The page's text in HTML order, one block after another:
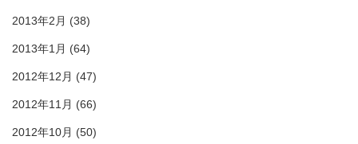
2013年2月 (38)
2013年1月 (64)
2012年12月 (47)
2012年11月 (66)
2012年10月 (50)